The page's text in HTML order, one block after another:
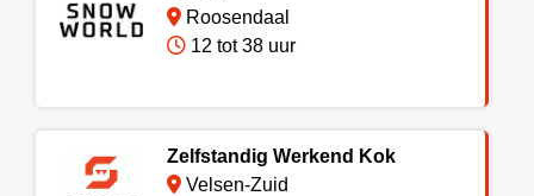
Roosendaal
12 tot 38 uur
Zelfstandig Werkend Kok
Velsen-Zuid